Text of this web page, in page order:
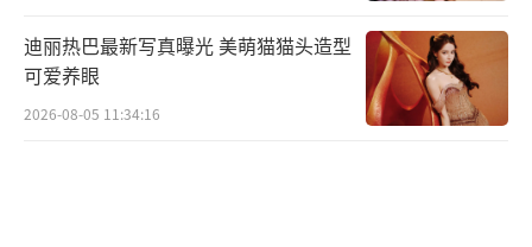
迪丽热巴最新写真曝光 美萌猫猫头造型
可爱养眼
2026-08-05 11:34:16